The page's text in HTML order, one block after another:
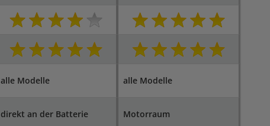
alle Modelle alle Modelle
direkt an der Batterie Motorraum